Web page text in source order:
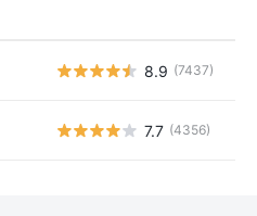
8.9 (7437)
7.7 (4356)